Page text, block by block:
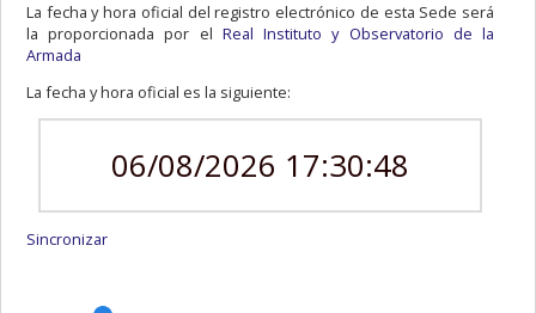
La fecha y hora oficial del registro electrónico de esta Sede será
la proporcionada por el Real Instituto y Observatorio de la
Armada
La fecha y hora oficial es la siguiente:
06/08/2026 17:30:48
Sincronizar